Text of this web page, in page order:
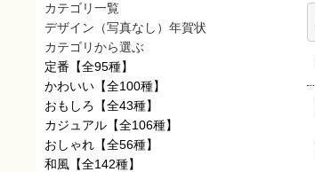
カテゴリ一覧
デザイン（写真なし）年賀状
カテゴリから選ぶ
定番 【全95種】
かわいい【全100種】
おもしろ 【全43種】
カジュアル【全106種】
おしゃれ【全56種】
和風【全142種】